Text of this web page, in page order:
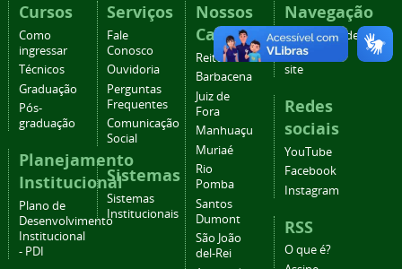
Cursos
Como
ingressar
Técnicos
Graduação
Pós-
graduação
Planejamento
Institucional
Plano de
Desenvolvimento
Institucional
- PDI
Serviços
Fale
Conosco
Ouvidoria
Perguntas
Frequentes
Comunicação
Social
Sistemas
Sistemas
Institucionais
Nossos
Campi
Reitoria
Barbacena
Juiz de
Fora
Manhuaçu
Muriaé
Rio
Pomba
Santos
Dumont
São João
del-Rei
Navegação
Acessibilidade
Mapa do
site
Redes
sociais
YouTube
Facebook
Instagram
RSS
O que é?